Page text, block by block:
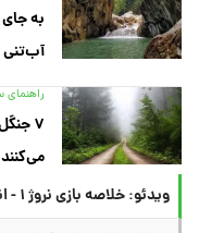
به
آب‌تنی
راهنمای
۷
می‌کنند
ویدئو: خلاصه بازی نروژ ۱ - انگلیس ۲